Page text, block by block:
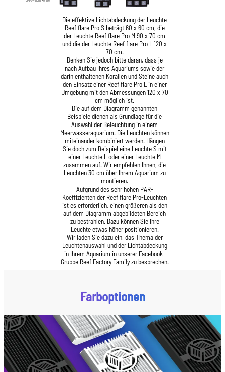
Die effektive Lichtabdeckung der Leuchte
Reef flare Pro S beträgt 60 x 60 cm, die
der Leuchte Reef flare Pro M 90 x 70 cm
und die der Leuchte Reef flare Pro L 120 x
70 cm.
Denken Sie jedoch bitte daran, dass je
nach Aufbau Ihres Aquariums sowie der
darin enthaltenen Korallen und Steine auch
den Einsatz einer Reef flare Pro L in einer
Umgebung mit den Abmessungen 120 x 70
cm möglich ist.
Die auf dem Diagramm genannten
Beispiele dienen als Grundlage für die
Auswahl der Beleuchtung in einem
Meerwasseraquarium. Die Leuchten können
miteinander kombiniert werden. Hängen
Sie doch zum Beispiel eine Leuchte S mit
einer Leuchte L oder einer Leuchte M
zusammen auf. Wir empfehlen Ihnen, die
Leuchten 30 cm über Ihrem Aquarium zu
montieren.
Aufgrund des sehr hohen PAR-
Koeffizienten der Reef flare Pro-Leuchten
ist es erforderlich, einen größeren als den
auf dem Diagramm abgebildeten Bereich
zu bestrahlen. Dazu können Sie Ihre
Leuchte etwas höher positionieren.
Wir laden Sie dazu ein, das Thema der
Leuchtenauswahl und der Lichtabdeckung
in Ihrem Aquarium in unserer Facebook-
Gruppe Reef Factory Family zu besprechen.
Farboptionen